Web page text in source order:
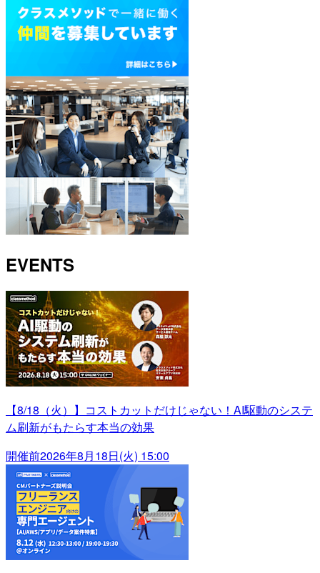
EVENTS
【8/18（火）】コストカットだけじゃない！AI駆動のシステ
ム刷新がもたらす本当の効果
開催前2026年8月18日(火) 15:00